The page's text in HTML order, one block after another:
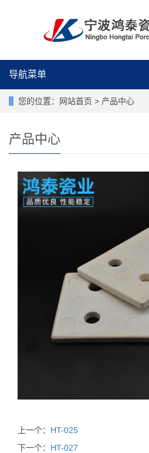
导航菜单
您的位置： 网站首页 > 产品中心
产品中心
上一个： HT-025
下一个： HT-027